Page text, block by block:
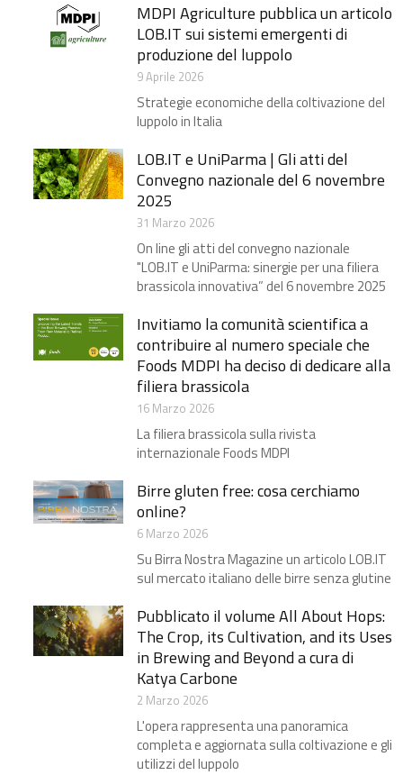
MDPI Agriculture pubblica un articolo
LOB.IT sui sistemi emergenti di
produzione del luppolo
9 Aprile 2026
Strategie economiche della coltivazione del
luppolo in Italia
LOB.IT e UniParma | Gli atti del
Convegno nazionale del 6 novembre
2025
31 Marzo 2026
On line gli atti del convegno nazionale
"LOB.IT e UniParma: sinergie per una filiera
brassicola innovativa” del 6 novembre 2025
Invitiamo la comunità scientifica a
contribuire al numero speciale che
Foods MDPI ha deciso di dedicare alla
filiera brassicola
16 Marzo 2026
La filiera brassicola sulla rivista
internazionale Foods MDPI
Birre gluten free: cosa cerchiamo
online?
6 Marzo 2026
Su Birra Nostra Magazine un articolo LOB.IT
sul mercato italiano delle birre senza glutine
Pubblicato il volume All About Hops:
The Crop, its Cultivation, and its Uses
in Brewing and Beyond a cura di
Katya Carbone
2 Marzo 2026
L'opera rappresenta una panoramica
completa e aggiornata sulla coltivazione e gli
utilizzi del luppolo